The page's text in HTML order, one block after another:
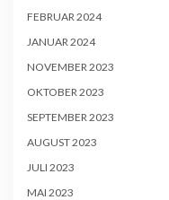
FEBRUAR 2024
JANUAR 2024
NOVEMBER 2023
OKTOBER 2023
SEPTEMBER 2023
AUGUST 2023
JULI 2023
MAI 2023